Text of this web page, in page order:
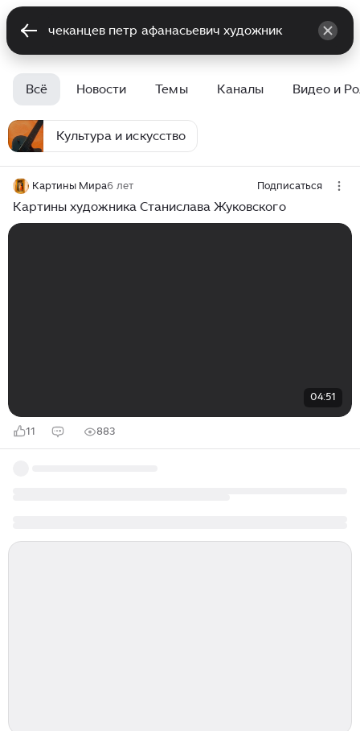
Всё Новости Темы Каналы Видео и
Культура и искусство
Картины Мира6 лет Подписаться
Картины художника Станислава Жуковского
04:51
11 883